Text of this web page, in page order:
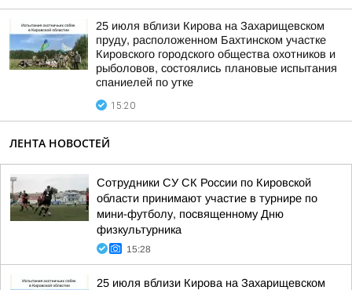
25 июля вблизи Кирова на Захарищевском
пруду, расположенном Бахтинском участке
Кировского городского общества охотников и
рыболовов, состоялись плановые испытания
спаниелей по утке
15:20
ЛЕНТА НОВОСТЕЙ
Сотрудники СУ СК России по Кировской
области принимают участие в турнире по
мини-футболу, посвященному Дню
физкультурника
15:28
25 июля вблизи Кирова на Захарищевском